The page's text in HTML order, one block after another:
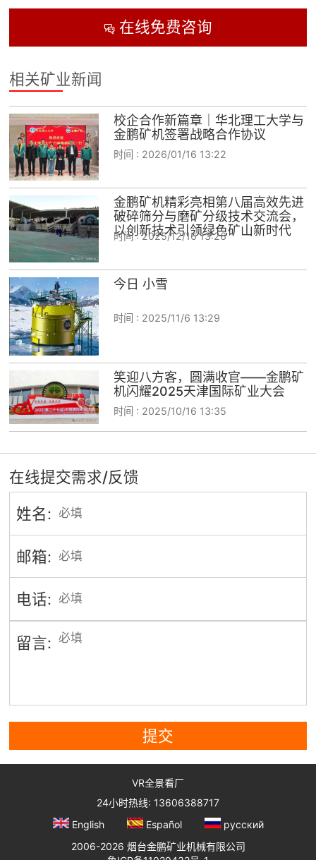
在线免费咨询
相关矿业新闻
校企合作新篇章｜华北理工大学与
金鹏矿机签署战略合作协议
时间 : 2026/01/16 13:22
金鹏矿机精彩亮相第八届高效先进
破碎筛分与磨矿分级技术交流会，
以创新技术引领绿色矿山新时代
时间 :2025/12/16 13:26
今日 小雪
时间 : 2025/11/6 13:29
笑迎八方客，圆满收官——金鹏矿
机闪耀2025天津国际矿业大会
时间 : 2025/10/16 13:35
在线提交需求/反馈
姓名:
邮箱:
电话:
留言:
提交
VR全景看厂
24小时热线: 13606388717
English
Español
русский
2006-2026 烟台金鹏矿业机械有限公司